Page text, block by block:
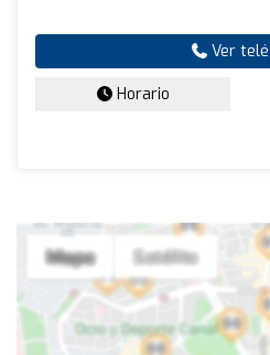
Ver
Horario